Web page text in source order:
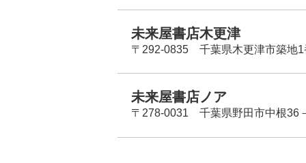
未来屋書店木更津
〒292-0835 千葉県木更津市築地1
未来屋書店ノア
〒278-0031 千葉県野田市中根36